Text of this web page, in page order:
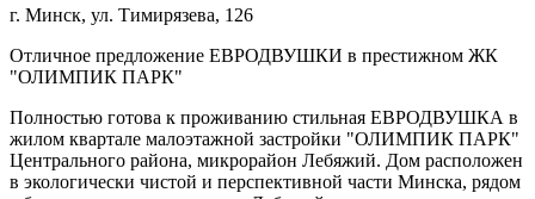
г. Минск, ул. Тимирязева, 126
Отличное предложение ЕВРОДВУШКИ в престижном ЖК
"ОЛИМПИК ПАРК"
Полностью готова к проживанию стильная ЕВРОДВУШКА в
жилом квартале малоэтажной застройки "ОЛИМПИК ПАРК"
Центрального района, микрорайон Лебяжий. Дом расположен
в экологически чистой и перспективной части Минска, рядом